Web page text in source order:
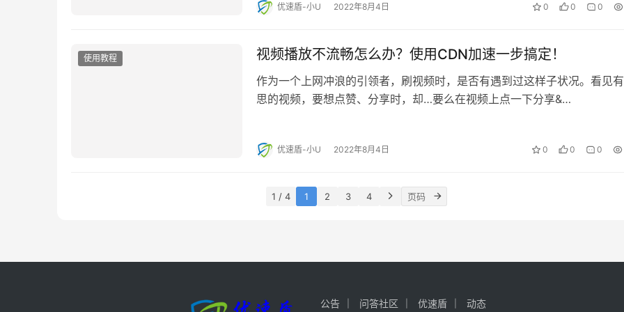
优速盾-小U 2022年8月4日 0 0 0
使用教程 视频播放不流畅怎么办？使用CDN加速一步搞定！
作为一个上网冲浪的引领者，刷视频时，是否有遇到过这样子状况。看见
思的视频，要想点赞、分享时，却…要么在视频上点一下分享&…
优速盾-小U 2022年8月4日 0 0 0
1 / 4 1 2 3 4
公告 问答社区 优速盾 动态